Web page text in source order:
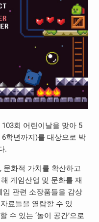
회 어린이날을 맞아 5
학년까지)를 대상으로 박
.
문화적 가치를 확산하고
게임산업 및 문화를 재
관련 소장품들을 감상
료들을 열람할 수 있
수 있는 ‘놀이 공간’으로